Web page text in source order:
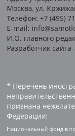
Москва, ул.
Телефон: +7 (495)
E-mail:
И.О. главного
Разработчик сайта
* Перечень
признана
Федерации:
Национальный фонд в